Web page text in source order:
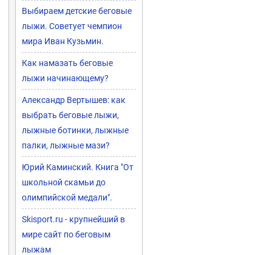
Выбираем детские беговые
лыжи. Советует чемпион
мира Иван Кузьмин.
Как намазать беговые
лыжи начинающему?
Александр Вертышев: как
выбрать беговые лыжи,
лыжные ботинки, лыжные
палки, лыжные мази?
Юрий Каминский. Книга "От
школьной скамьи до
олимпийской медали".
Skisport.ru - крупнейший в
мире сайт по беговым
лыжам